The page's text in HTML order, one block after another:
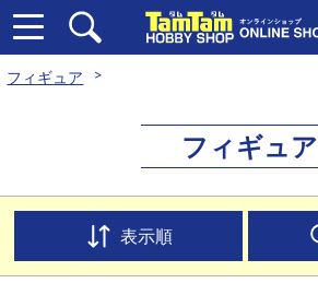
フィギュア
フィギュア
表示順